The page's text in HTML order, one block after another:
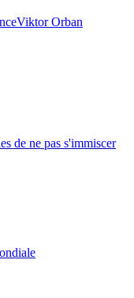
Viktor Orban
de ne pas s'immiscer